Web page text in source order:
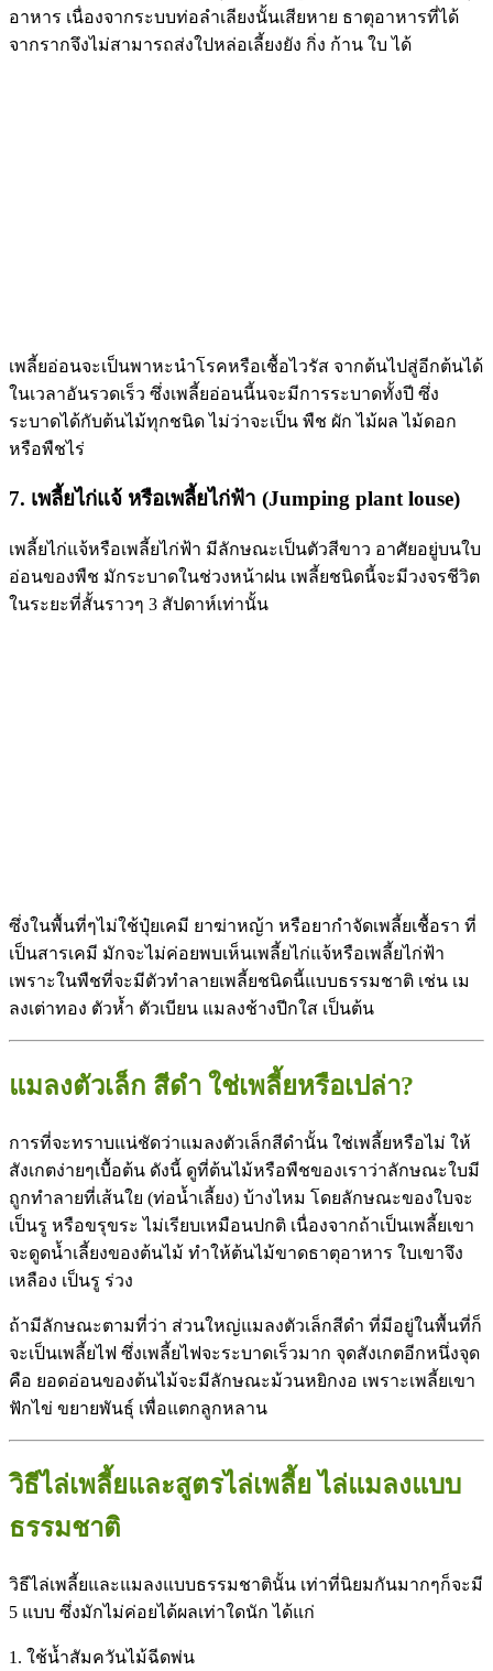
อาหาร เนื่องจากระบบท่อลำเลียงนั้นเสียหาย ธาตุอาหารที่ได้
จากรากจึงไม่สามารถส่งใปหล่อเลี้ยงยัง กิ่ง ก้าน ใบ ได้
เพลี้ยอ่อนจะเป็นพาหะนำโรคหรือเชื้อไวรัส จากต้นไปสู่อีกต้นได้
ในเวลาอันรวดเร็ว ซึ่งเพลี้ยอ่อนนี้นจะมีการระบาดทั้งปี ซึ่ง
ระบาดได้กับต้นไม้ทุกชนิด ไม่ว่าจะเป็น พืช ผัก ไม้ผล ไม้ดอก
หรือพืชไร่
7. เพลี้ยไก่แจ้ หรือเพลี้ยไก่ฟ้า (Jumping plant louse)
เพลี้ยไก่แจ้หรือเพลี้ยไก่ฟ้า มีลักษณะเป็นตัวสีขาว อาศัยอยู่บนใบ
อ่อนของพืช มักระบาดในช่วงหน้าฝน เพลี้ยชนิดนี้จะมีวงจรชีวิต
ในระยะที่สั้นราวๆ 3 สัปดาห์เท่านั้น
ซึ่งในพื้นที่ๆไม่ใช้ปุ๋ยเคมี ยาฆ่าหญ้า หรือยากำจัดเพลี้ยเชื้อรา ที่
เป็นสารเคมี มักจะไม่ค่อยพบเห็นเพลี้ยไก่แจ้หรือเพลี้ยไก่ฟ้า
เพราะในพืชที่จะมีตัวทำลายเพลี้ยชนิดนี้แบบธรรมชาติ เช่น เม
ลงเต่าทอง ตัวห้ำ ตัวเบียน แมลงช้างปีกใส เป็นต้น
แมลงตัวเล็ก สีดํา ใช่เพลี้ยหรือเปล่า?
การที่จะทราบแน่ชัดว่าแมลงตัวเล็กสีดำนั้น ใช่เพลี้ยหรือไม่ ให้
สังเกตง่ายๆเบื้อต้น ดังนี้ ดูที่ต้นไม้หรือพืชของเราว่าลักษณะใบมี
ถูกทำลายที่เส้นใย (ท่อน้ำเลี้ยง) บ้างไหม โดยลักษณะของใบจะ
เป็นรู หรือขรุขระ ไม่เรียบเหมือนปกติ เนื่องจากถ้าเป็นเพลี้ยเขา
จะดูดน้ำเลี้ยงของต้นไม้ ทำให้ต้นไม้ขาดธาตุอาหาร ใบเขาจึง
เหลือง เป็นรู ร่วง
ถ้ามีลักษณะตามที่ว่า ส่วนใหญ่แมลงตัวเล็กสีดำ ที่มีอยู่ในพื้นที่ก็
จะเป็นเพลี้ยไฟ ซึ่งเพลี้ยไฟจะระบาดเร็วมาก จุดสังเกตอีกหนึ่งจุด
คือ ยอดอ่อนของต้นไม้จะมีลักษณะม้วนหยิกงอ เพราะเพลี้ยเขา
ฟักไข่ ขยายพันธุ์ เพื่อแตกลูกหลาน
วิธีไล่เพลี้ยและสูตรไล่เพลี้ย ไล่แมลงแบบ
ธรรมชาติ
วิธีไล่เพลี้ยและแมลงแบบธรรมชาตินั้น เท่าที่นิยมกันมากๆก็จะมี
5 แบบ ซึ่งมักไม่ค่อยได้ผลเท่าใดนัก ได้แก่
1. ใช้น้ำสัมควันไม้ฉีดพ่น